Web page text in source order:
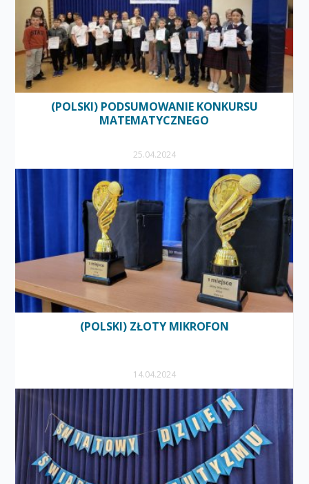
(POLSKI) PODSUMOWANIE KONKURSU
MATEMATYCZNEGO
25.04.2024
(POLSKI) ZŁOTY MIKROFON
14.04.2024